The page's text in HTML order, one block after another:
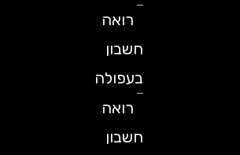
רואה
חשבון
בעפולה
רואה
חשבון